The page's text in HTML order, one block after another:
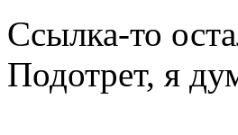
Ссылка-то
Подотрет, я